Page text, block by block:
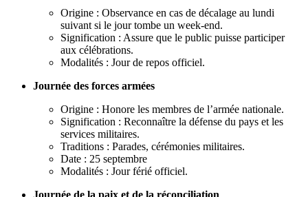
Origine : Observance en cas de décalage au lundi
suivant si le jour tombe un week-end.
Signification : Assure que le public puisse participer
aux célébrations.
Modalités : Jour de repos officiel.
Journée des forces armées
Origine : Honore les membres de l’armée nationale.
Signification : Reconnaître la défense du pays et les
services militaires.
Traditions : Parades, cérémonies militaires.
Date : 25 septembre
Modalités : Jour férié officiel.
Journée de la paix et de la réconciliation